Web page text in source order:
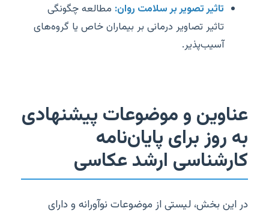
تاثیر تصویر بر سلامت روان: مطالعه چگونگی
تاثیر تصاویر درمانی بر بیماران خاص یا گروه‌های
آسیب‌پذیر.
عناوین و موضوعات پیشنهادی
به روز برای پایان‌نامه
کارشناسی ارشد عکاسی
در این بخش، لیستی از موضوعات نوآورانه و دارای